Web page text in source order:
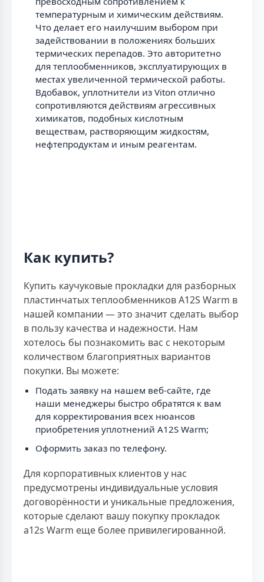
температурным и химическим действиям.
Что делает его наилучшим выбором при
задействовании в положениях больших
термических перепадов. Это авторитетно
для теплообменников, эксплуатирующих в
местах увеличенной термической работы.
Вдобавок, уплотнители из Viton отлично
сопротивляются действиям агрессивных
химикатов, подобных кислотным
веществам, растворяющим жидкостям,
нефтепродуктам и иным реагентам.
Как купить?
Купить каучуковые прокладки для разборных
пластинчатых теплообменников A12S Warm в
нашей компании — это значит сделать выбор
в пользу качества и надежности. Нам
хотелось бы познакомить вас с некоторым
количеством благоприятных вариантов
покупки. Вы можете:
Подать заявку на нашем веб-сайте, где
наши менеджеры быстро обратятся к вам
для корректирования всех нюансов
приобретения уплотнений A12S Warm;
Оформить заказ по телефону.
Для корпоративных клиентов у нас
предусмотрены индивидуальные условия
договорённости и уникальные предложения,
которые сделают вашу покупку прокладок
a12s Warm еще более привилегированной.